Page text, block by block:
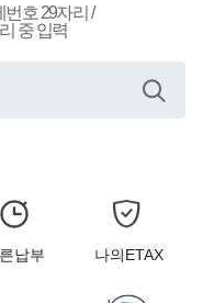
호 29자리 /
중 입력
납부 나의ETAX